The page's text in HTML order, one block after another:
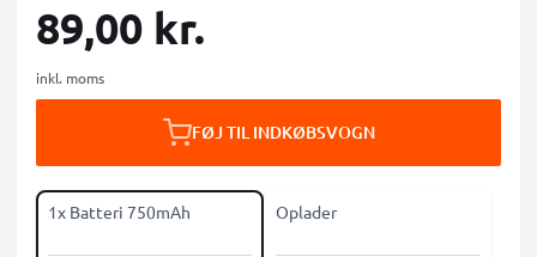
89,00 kr.
inkl. moms
FØJ TIL INDKØBSVOGN
1x Batteri 750mAh Oplader